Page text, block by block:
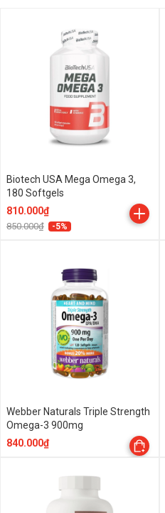
Biotech USA Mega Omega 3,
180 Softgels
810.000₫
850.000₫ -5%
Webber Naturals Triple Strength
Omega-3 900mg
840.000₫